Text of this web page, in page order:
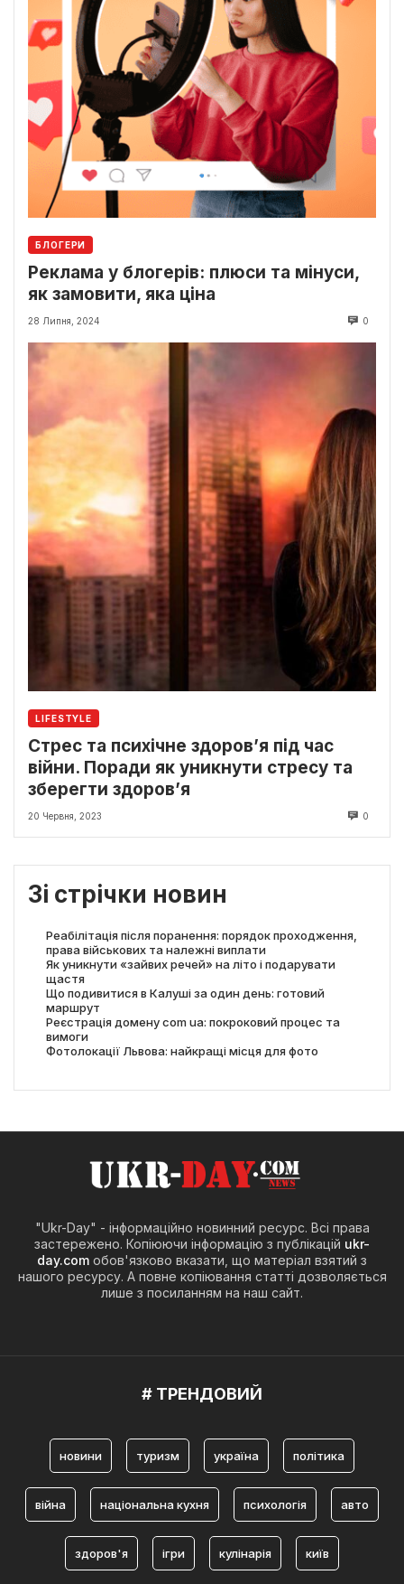
БЛОГЕРИ
Реклама у блогерів: плюси та мінуси,
як замовити, яка ціна
28 Липня, 2024 0
LIFESTYLE
Стрес та психічне здоров’я під час
війни. Поради як уникнути стресу та
зберегти здоров’я
20 Червня, 2023 0
Зі стрічки новин
Реабілітація після поранення: порядок проходження,
права військових та належні виплати
Як уникнути «зайвих речей» на літо і подарувати
щастя
Що подивитися в Калуші за один день: готовий
маршрут
Реєстрація домену com ua: покроковий процес та
вимоги
Фотолокації Львова: найкращі місця для фото
"Ukr-Day" - інформаційно новинний ресурс. Всі права
застережено. Копіюючи інформацію з публікацій ukr-
day.com обов'язково вказати, що матеріал взятий з
нашого ресурсу. А повне копіювання статті дозволяється
лише з посиланням на наш сайт.
# ТРЕНДОВИЙ
новини туризм україна політика
війна національна кухня психологія авто
здоров'я ігри кулінарія київ